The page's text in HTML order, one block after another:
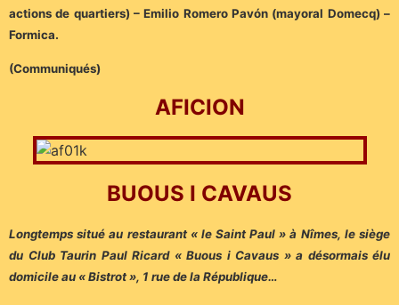
actions de quartiers) – Emilio Romero Pavón (mayoral Domecq) –
Formica.
(Communiqués)
AFICION
BUOUS I CAVAUS
Longtemps situé au restaurant « le Saint Paul » à Nîmes, le siège
du Club Taurin Paul Ricard « Buous i Cavaus » a désormais élu
domicile au « Bistrot », 1 rue de la République…